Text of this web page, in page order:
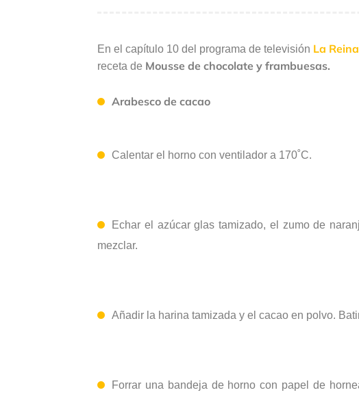
En el capítulo 10 del programa de televisión La
receta de Mousse de chocolate y frambuesas.
Arabesco de cacao
Calentar el horno con ventilador a 170˚C.
Echar el azúcarglas tamizado, el zumo de
mezclar.
Añadir la harina tamizada y el cacao en polvo.
Forrar una bandeja de horno con papel de